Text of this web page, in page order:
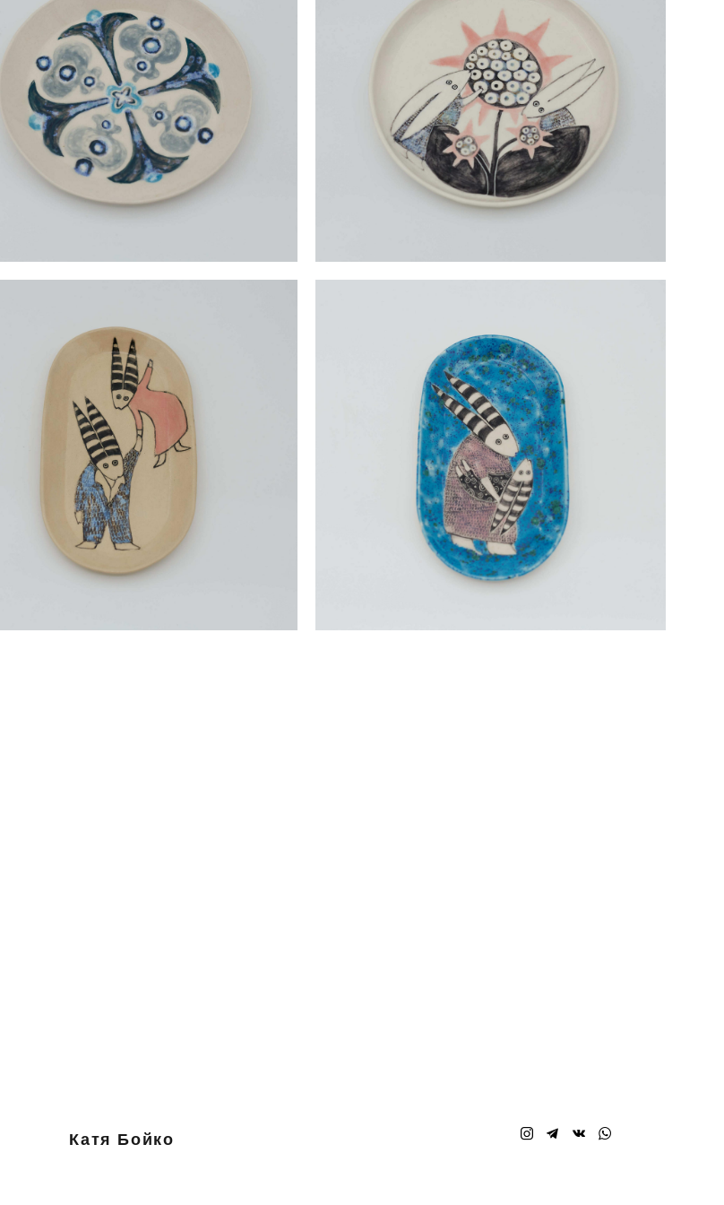
Тарелка Зимний орнамент, белая, средняя
2 800 pуб.
2 300 pуб.
Тарелка Зайцы сбор урожая, белая, средняя
3 000 pуб.
2 800 pуб.
Тарелка Полет, средняя бежевая
3 000 pуб.
Тарелка мама Зайка и малыш, средняя белая
3 000 pуб.
Катя Бойко